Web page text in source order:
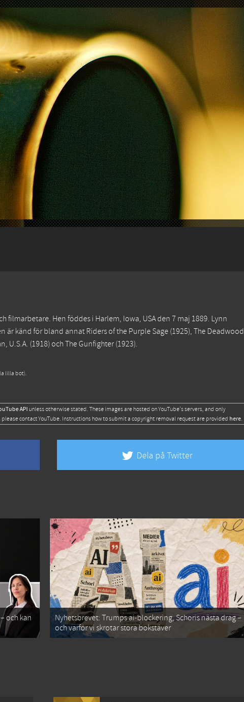
filmarbetare. Hen föddes i Harlem, Iowa, USA den 7 maj 1889. Lynn
är känd för bland annat Riders of the Purple Sage (1925), The Deadwood
U.S.A. (1918) ochThe Gunfighter (1923).
lilla bot).
API unless otherwise stated. These images are hosted on YouTube's servers, and only
contact YouTube. Instructions how to submit a copyright removal request are provided here.
Dela på Twitter
och kan
Nyhetsbrevet: Trumps ai-blockering, Schoris nästa drag –
och varför vi skrotar stora bokstäver